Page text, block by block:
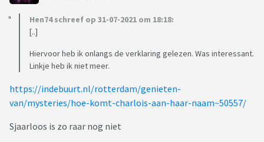
Hen74 schreef op 31-07-2021 om 18:18:
[..]
Hiervoor heb ik onlangs de verklaring gelezen. Was interessant.
Linkje heb ik niet meer.
https://indebuurt.nl/rotterdam/genieten-
van/mysteries/hoe-komt-charlois-aan-haar-naam~50557/
Sjaarloos is zo raar nog niet